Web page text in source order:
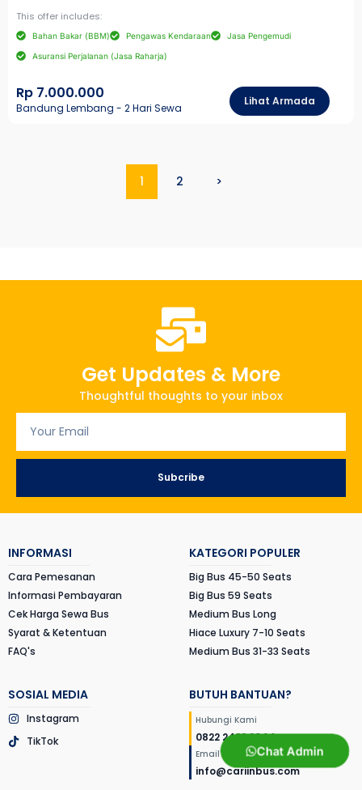
This offer includes:
Bahan Bakar (BBM) Pengawas Kendaraan Jasa Pengemudi
Asuransi Perjalanan (Jasa Raharja)
Rp 7.000.000
Bandung Lembang - 2 Hari Sewa
Lihat Armada
1 2 >
Get Updates & More
Thoughtful thoughts to your inbox
Subcribe
INFORMASI
Cara Pemesanan
Informasi Pembayaran
Cek Harga Sewa Bus
Syarat & Ketentuan
FAQ's
KATEGORI POPULER
Big Bus 45-50 Seats
Big Bus 59 Seats
Medium Bus Long
Hiace Luxury 7-10 Seats
Medium Bus 31-33 Seats
SOSIAL MEDIA
Instagram
TikTok
Chat Admin
BUTUH BANTUAN?
Hubungi Kami
0822 2422 2044
Email Kami
info@cariinbus.com